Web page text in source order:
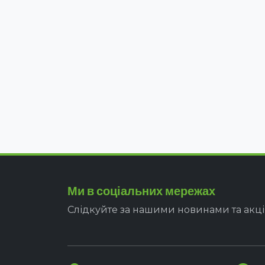
Ми в соціальних мережах
Слідкуйте за нашими новинами та